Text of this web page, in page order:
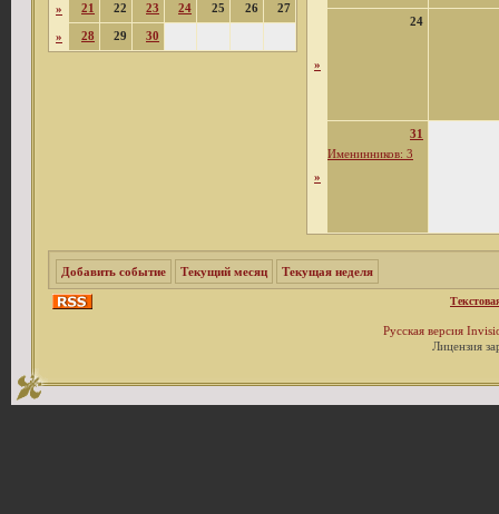
» 21 22 23 24 25 26 27
» 28 29 30
»
24
»
31
Именинников: 3
Добавить событие Текущий месяц Текущая неделя
Русская версия
Лицензия